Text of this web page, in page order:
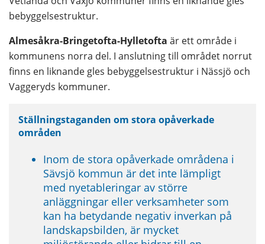
bebyggelsestruktur.
Almesåkra-Bringetofta-Hylletofta är ett område i
kommunens norra del. I anslutning till området norrut
finns en liknande gles bebyggelsestruktur i Nässjö och
Vaggeryds kommuner.
Ställningstaganden om stora opåverkade
områden
Inom de stora opåverkade områdena i
Sävsjö kommun är det inte lämpligt
med nyetableringar av större
anläggningar eller verksamheter som
kan ha betydande negativ inverkan på
landskapsbilden, är mycket